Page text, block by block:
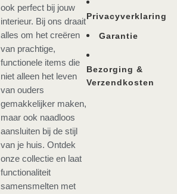
ook perfect bij jouw
interieur. Bij ons draait
alles om het creëren
van prachtige,
functionele items die
niet alleen het leven
van ouders
gemakkelijker maken,
maar ook naadloos
aansluiten bij de stijl
van je huis. Ontdek
onze collectie en laat
functionaliteit
samensmelten met
Privacyverklaring
Garantie
Bezorging &
Verzendkosten